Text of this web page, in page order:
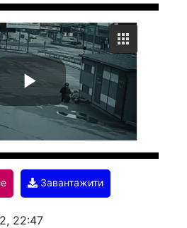
P
l
a
Завантажити
22:47